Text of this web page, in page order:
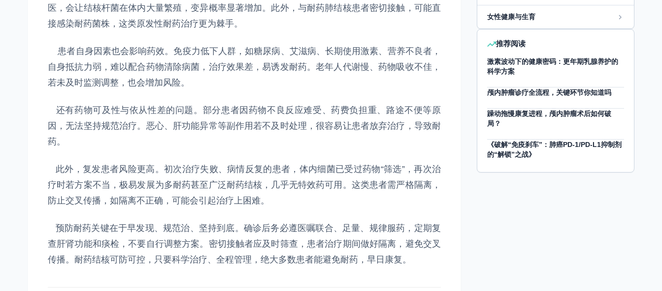
医，会让结核杆菌在体内大量繁殖，变异概率显著增加。此外，与耐药肺结核患者密切接触，可能直
接感染耐药菌株，这类原发性耐药治疗更为棘手。
患者自身因素也会影响药效。免疫力低下人群，如糖尿病、艾滋病、长期使用激素、营养不良者，
自身抵抗力弱，难以配合药物清除病菌，治疗效果差，易诱发耐药。老年人代谢慢、药物吸收不佳，
若未及时监测调整，也会增加风险。
还有药物可及性与依从性差的问题。部分患者因药物不良反应难受、药费负担重、路途不便等原
因，无法坚持规范治疗。恶心、肝功能异常等副作用若不及时处理，很容易让患者放弃治疗，导致耐
药。
此外，复发患者风险更高。初次治疗失败、病情反复的患者，体内细菌已受过药物“筛选”，再次治
疗时若方案不当，极易发展为多耐药甚至广泛耐药结核，几乎无特效药可用。这类患者需严格隔离，
防止交叉传播，如隔离不正确，可能会引起治疗上困难。
预防耐药关键在于早发现、规范治、坚持到底。确诊后务必遵医嘱联合、足量、规律服药，定期复
查肝肾功能和痰检，不要自行调整方案。密切接触者应及时筛查，患者治疗期间做好隔离，避免交叉
传播。耐药结核可防可控，只要科学治疗、全程管理，绝大多数患者能避免耐药，早日康复。
女性健康与生育
推荐阅读
激素波动下的健康密码：更年期乳腺养护的
科学方案
颅内肿瘤诊疗全流程，关键环节你知道吗
躁动拖慢康复进程，颅内肿瘤术后如何破
局？
《破解“免疫刹车”：肺癌PD-1/PD-L1抑制剂
的“解锁”之战》